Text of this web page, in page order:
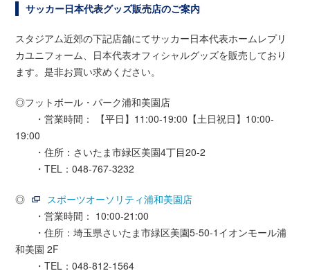
サッカー日本代表グッズ販売店のご案内
スタジアム近郊の下記店舗にてサッカー日本代表ホームレプリ
カユニフォーム、日本代表オフィシャルグッズを販売しており
ます。是非お買い求めください。
◎フットボール・パーク浦和美園店
・営業時間： 【平日】11:00-19:00【土日祝日】10:00-
19:00
・住所：さいたま市緑区美園4丁目20-2
・TEL：048-767-3232
◎
スポーツオーソリティ浦和美園店
・営業時間： 10:00-21:00
・住所：埼玉県さいたま市緑区美園5-50-1イオンモール浦
和美園 2F
・TEL：048-812-1564